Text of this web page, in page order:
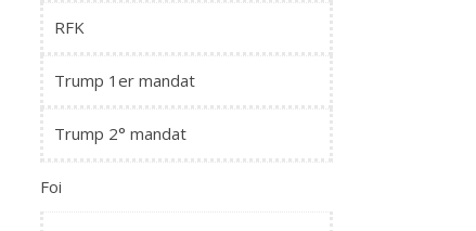
RFK
Trump 1er mandat
Trump 2° mandat
Foi